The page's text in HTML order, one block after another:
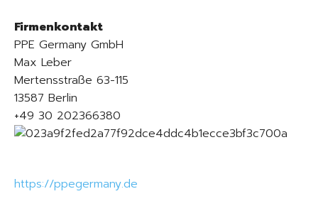
Firmenkontakt
PPE Germany GmbH
Max Leber
Mertensstraße 63-115
13587 Berlin
+49 30 202366380
https://ppegermany.de